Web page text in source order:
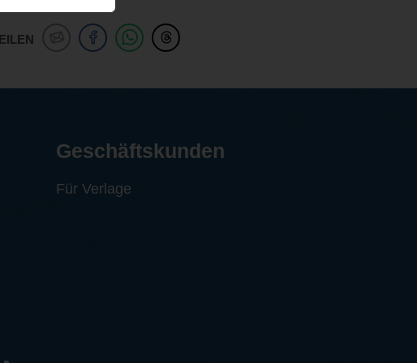
Geschäftskunden
Für Verlage